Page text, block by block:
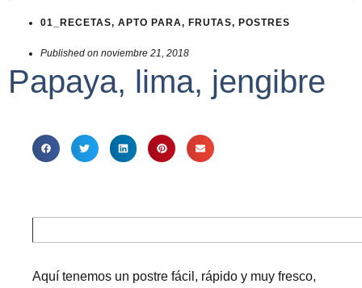
01_RECETAS, APTO PARA, FRUTAS, POSTRES
Published on noviembre 21, 2018
Papaya, lima, jengibre
Aquí tenemos un postre fácil, rápido y muy fresco,